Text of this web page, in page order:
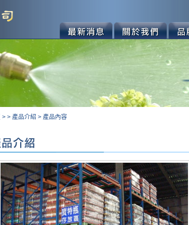
> > 產品介紹 > 產品內容